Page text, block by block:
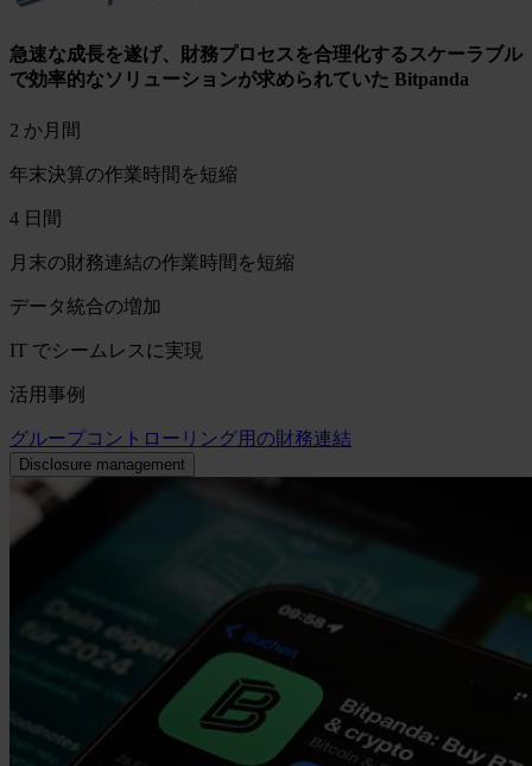
急速な成長を遂げ、財務プロセスを合理化するスケーラブル
で効率的なソリューションが求められていた Bitpanda
2 か月間
年末決算の作業時間を短縮
4 日間
月末の財務連結の作業時間を短縮
データ統合の増加
IT でシームレスに実現
活用事例
グループコントローリング用の財務連結
Disclosure management